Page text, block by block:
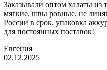
Заказывали оптом халаты
мягкие, швы ровные, не
России в срок, упаковка
для постоянных поставок!
Евгения
02.12.2025